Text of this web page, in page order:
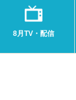
8月TV・配信